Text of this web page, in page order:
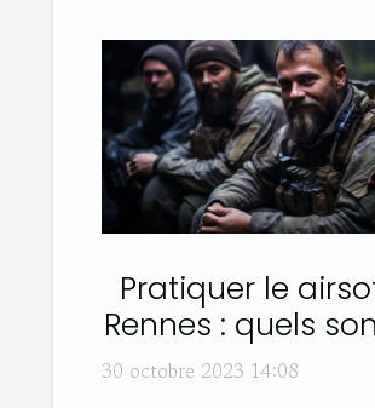
Pratiquer le
Rennes : quels
bons plans ?
30 octobre 2023 14:08